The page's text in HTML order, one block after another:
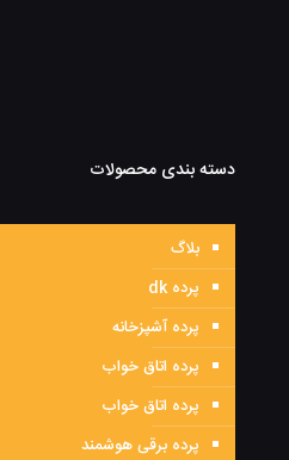
دسته بندی محصولات
بلاگ
پرده dk
پرده آشپزخانه
پرده اتاق خواب
پرده اتاق خواب
پرده برقی هوشمند